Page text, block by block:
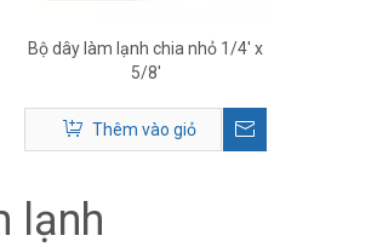
Bộ dây làm lạnh chia nhỏ 1/4' x
5/8'
Thêm vào giỏ
lạnh